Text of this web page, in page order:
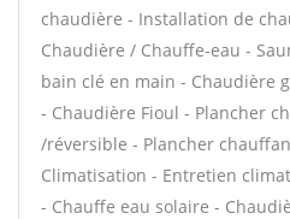
chaudière - Installation de
Chaudière / Chauffe-eau -
bain clé en main - Chaudière
- Chaudière Fioul - Plancher
/réversible - Plancher
Climatisation - Entretien
- Chauffe eau solaire -